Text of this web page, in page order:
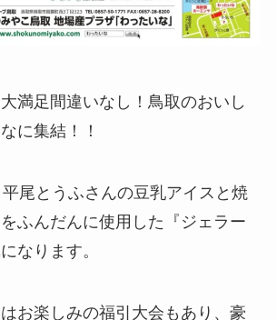
満足間違いなし！鳥取のおいし
に集結！！
尾とうふさんの豆乳アイスと焼
ふんだんに使用した『ジェラー
なります。
お楽しみの福引大会もあり、豪